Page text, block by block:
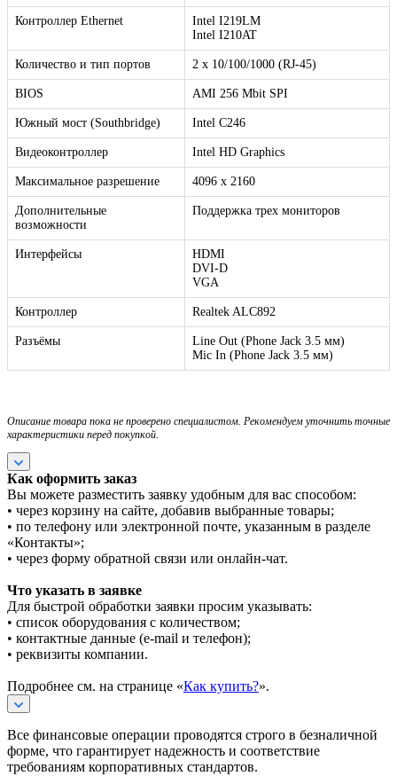
Контроллер Ethernet
Intel I219LM
Intel I210AT
Количество и тип портов 2 х 10/100/1000 (RJ-45)
BIOS AMI 256 Mbit SPI
Южный мост (Southbridge) Intel C246
Видеоконтроллер Intel HD Graphics
Максимальное разрешение 4096 x 2160
Дополнительные
возможности
Поддержка трех мониторов
Интерфейсы
HDMI
DVI-D
VGA
Контроллер Realtek ALC892
Разъёмы
Line Out (Phone Jack 3.5 мм)
Mic In (Phone Jack 3.5 мм)
Описание товара пока не проверено специалистом. Рекомендуем уточнить точные
характеристики перед покупкой.
Как оформить заказ
Вы можете разместить заявку удобным для вас способом:
• через корзину на сайте, добавив выбранные товары;
• по телефону или электронной почте, указанным в разделе
«Контакты»;
• через форму обратной связи или онлайн-чат.
Что указать в заявке
Для быстрой обработки заявки просим указывать:
• список оборудования с количеством;
• контактные данные (e-mail и телефон);
• реквизиты компании.
Подробнее см. на странице «Как купить?».
Все финансовые операции проводятся строго в безналичной
форме, что гарантирует надежность и соответствие
требованиям корпоративных стандартов.